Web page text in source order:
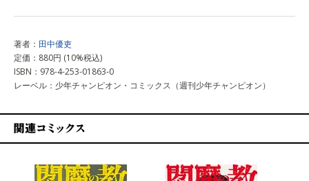
著者： 田中優吏
定価：880円 (10%税込)
ISBN：978-4-253-01863-0
レーベル：少年チャンピオン・コミックス（週刊少年チャンピオン）